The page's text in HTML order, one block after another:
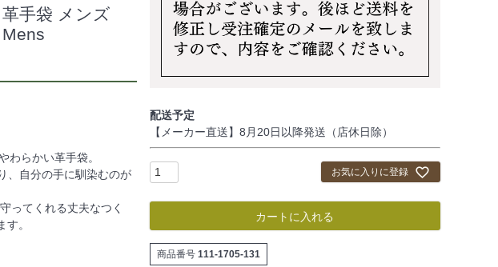
手袋 メンズ
わらかい革手袋。
、自分の手に馴染むのが
ってくれる丈夫なつく
。
配送予定
【メーカー直送】8月20日以降発送（店休日除）
お気に入りに登録
カートに入れる
商品番号 111-1705-131